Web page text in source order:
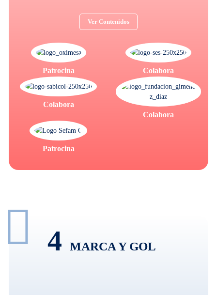
Ver Contenidos
Patrocina
Patrocina
Colabora
Colabora
Colabora
4 MARCA Y GOL